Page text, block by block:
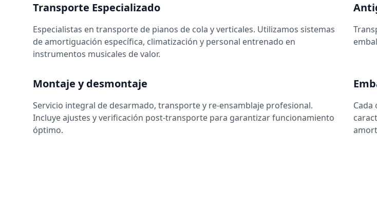
Transporte Especializado
Especialistas en transporte de pianos de cola y verticales. Utilizamos sistemas
de amortiguación específica, climatización y personal entrenado en
instrumentos musicales de valor.
Montaje y desmontaje
Servicio integral de desarmado, transporte y re-ensamblaje profesional.
Incluye ajustes y verificación post-transporte para garantizar funcionamiento
óptimo.
Cada